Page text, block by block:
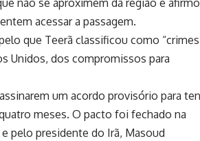
não se aproximem da região e
acessar a passagem.
que Teerã classificou como
Unidos, dos compromissos para
um acordo provisório para
meses. O pacto foi fechado na
pelo presidente do Irã, Masoud